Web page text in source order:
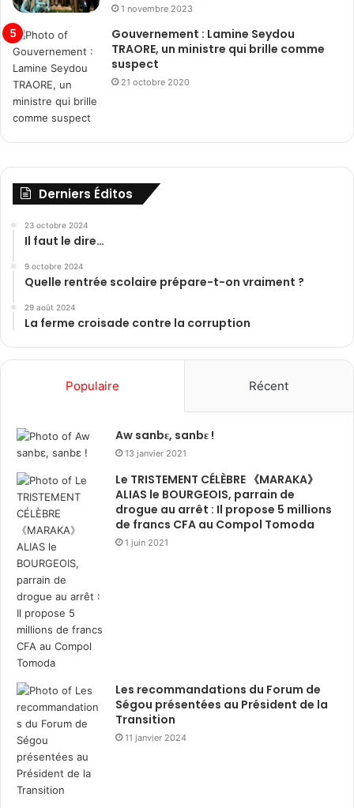
1 novembre 2023
Gouvernement : Lamine Seydou
TRAORE, un ministre qui brille comme
suspect
21 octobre 2020
Derniers Éditos
23 octobre 2024
Il faut le dire…
9 octobre 2024
Quelle rentrée scolaire prépare-t-on vraiment ?
29 août 2024
La ferme croisade contre la corruption
Populaire Récent
Aw sanbɛ, sanbɛ !
13 janvier 2021
Le TRISTEMENT CÉLÈBRE 《MARAKA》
ALIAS le BOURGEOIS, parrain de
drogue au arrêt : Il propose 5 millions
de francs CFA au Compol Tomoda
1 juin 2021
Les recommandations du Forum de
Ségou présentées au Président de la
Transition
11 janvier 2024